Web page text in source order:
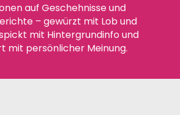
auf Geschehnisse und
– gewürzt mit Lob und
mit Hintergrundinfo und
mit persönlicher Meinung.